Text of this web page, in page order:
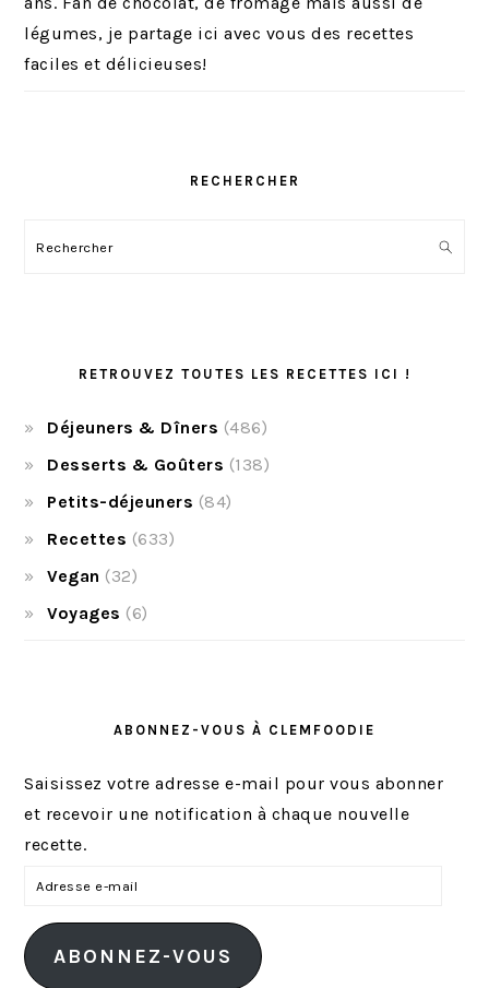
légumes, je partage ici avec vous des recettes
faciles et délicieuses!
RECHERCHER
Rechercher
RETROUVEZ TOUTES LES RECETTES ICI !
Déjeuners & Dîners (486)
Desserts & Goûters (138)
Petits-déjeuners (84)
Recettes (633)
Vegan (32)
Voyages (6)
ABONNEZ-VOUS À CLEMFOODIE
Saisissez votre adresse e-mail pour vous abonner
et recevoir une notification à chaque nouvelle
recette.
r
e
ABONNEZ-VOUS